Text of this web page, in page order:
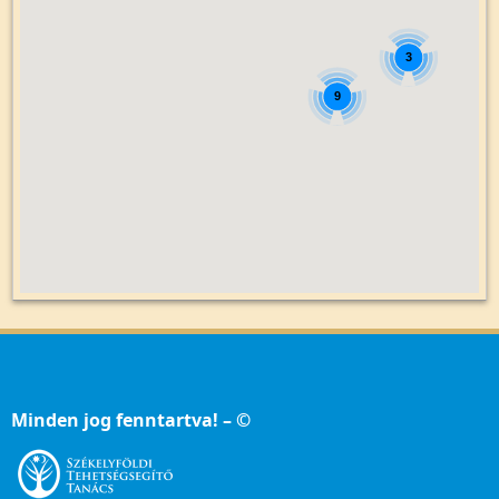
9
3
Minden jog fenntartva! – ©